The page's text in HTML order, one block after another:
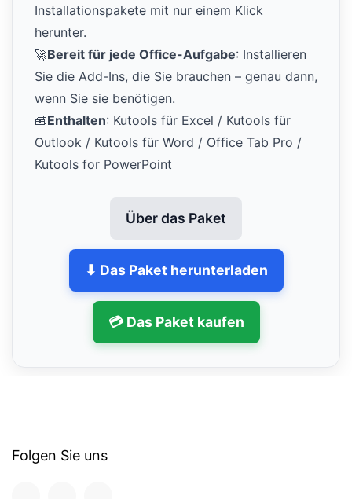
Installationspakete mit nur einem Klick
herunter.
🚀Bereit für jede Office-Aufgabe: Installieren
Sie die Add-Ins, die Sie brauchen – genau dann,
wenn Sie sie benötigen.
🧰Enthalten: Kutools für Excel / Kutools für
Outlook / Kutools für Word / Office Tab Pro /
Kutools for PowerPoint
Über das Paket
⬇ Das Paket herunterladen
💳 Das Paket kaufen
Folgen Sie uns